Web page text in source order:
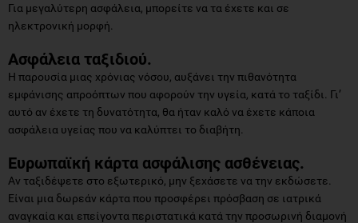
Για μεγαλύτερη ασφάλεια, μπορείτε να τα έχετε και σε
ηλεκτρονική μορφή.
Ασφάλεια ταξιδιού.
Η παρουσία μιας χρόνιας νόσου, αυξάνει την πιθανότητα
εμφάνισης απροόπτων που αφορούν την υγεία, κατά το ταξίδι. Γι’
αυτό αν έχετε τη δυνατότητα, θα ήταν καλό να έχετε κάποια
ασφάλεια υγείας που να καλύπτει το διαβήτη.
Ευρωπαϊκή κάρτα ασφάλισης ασθένειας.
Αν ταξιδέψετε στο εξωτερικό, μην ξεχάσετε να την εκδώσετε.
Είναι μια δωρεάν κάρτα που προσφέρει πρόσβαση σε ιατρικά
αναγκαία και επείγοντα περιστατικά κατά την προσωρινή διαμονή